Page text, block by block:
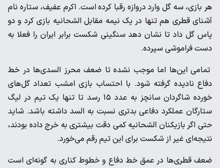
هر بازی، سه گل وارد دروازه رقبا کرده است. اکرم عفیف، ستاره نام
آشنای قطری هم تنها در یک نیمه مقابل الشحانیه بازی کرد و دو
پاس گل داد تا نشان دهد سنگینی شکست برابر ایران را فعلا به
دست فراموشی سپرده.
تمامی این‌ها اما موجب نشده تا ضعف محرز السدی‌ها در خط
دفاع نادیده گرفته شود. با احتساب بازی امشب تعداد گل‌های
خورده شاگردان سانچز به عدد ۱۵ رسد تا تنها یک تیم در لیگ
ستارگان عملکرد دفاعی بدتری نسبت به السد داشته باشد. شاید
حتی اگر بازیکنان الشحانیه کمی دقت بیشتری به خرج داده بودند،
نتیجه‌ای غیر از شکست برای این تیم رقم می‌خورد.
ضعف قطری‌ها در عمق خط دفاع و خطوط کناری به گونه‌ای است